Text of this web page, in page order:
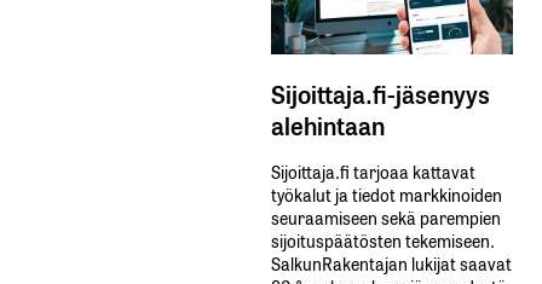
Sijoittaja.fi-jäsenyys
alehintaan
Sijoittaja.fi tarjoaa kattavat
työkalut ja tiedot markkinoiden
seuraamiseen sekä parempien
sijoituspäätösten tekemiseen.
SalkunRakentajan lukijat saavat